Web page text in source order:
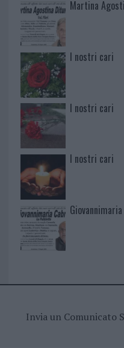
Martina
I nostri cari
I nostri cari
I nostri cari
Invia un Comunicato